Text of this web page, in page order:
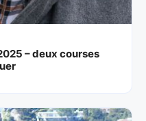
– deux courses